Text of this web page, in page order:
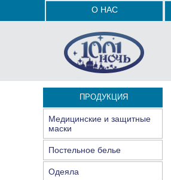
О НАС
ПРОДУКЦИЯ
Медицинские и защитные
маски
Постельное белье
Одеяла